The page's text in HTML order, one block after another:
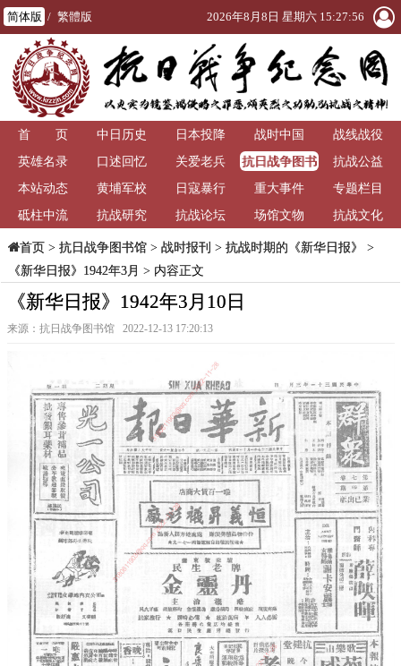
简体版 / 繁體版 2026年8月8日 星期六 15:27:56
首 页 中日历史 日本投降 战时中国
战线战役
英雄名录
口述回忆 关爱老兵
抗日战争图书
馆
抗战公益
本站动态
黄埔军校 日寇暴行 重大事件
专题栏目
砥柱中流
抗战研究 抗战论坛 场馆文物 抗战文化
首页> 抗日战争图书馆> 战时报刊 > 抗战时期的《新华日报》
>
《新华日报》1942年3月 > 内容正文
《新华日报》1942年3月10日
来源：抗日战争图书馆 2022-12-13 17:20:13